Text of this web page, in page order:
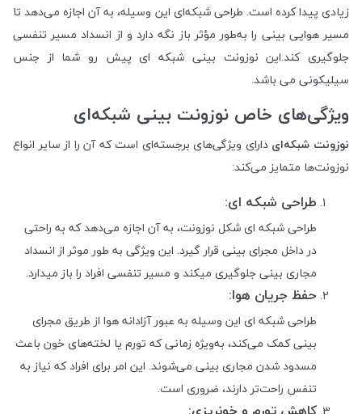
زیادی پیدا کرده است. طراحی شبکه‌ای این وسیله، به آن اجازه می‌دهد تا
مسیر هوایی بینی را به‌طور مؤثر باز نگه دارد و از انسداد مسیر تنفسی
جلوگیری کند.این نوزونت بینی شبکه ای پیش رو شما از جنس
سیلیکونی می باشد.
ویژگی‌های خاص نوزونت بینی شبکه‌ای
نوزونت شبکه‌ای دارای ویژگی‌های برجسته‌ای است که آن را از سایر انواع
نوزونت‌ها متمایز می‌کند:
طراحی شبکه ای:
طراحی شبکه ای شکل نوزونت، به آن اجازه می‌دهد که به راحتی
در داخل مجرای بینی قرار گیرد. این ویژگی به طور موثر از انسداد
مجاری بینی جلوگیری میکند و مسیر تنفسی افراد را باز میدارد.
حفظ جریان هوا:
طراحی شبکه ای این وسیله به عبور آزادانه هوا از طریق مجرای
بینی کمک می‌کند، به‌ویژه زمانی که تورم یا لخته‌های خون باعث
مسدود شدن مجاری بینی می‌شوند. این امر برای افراد که نیاز به
تنفس راحت‌تر دارند، ضروری است.